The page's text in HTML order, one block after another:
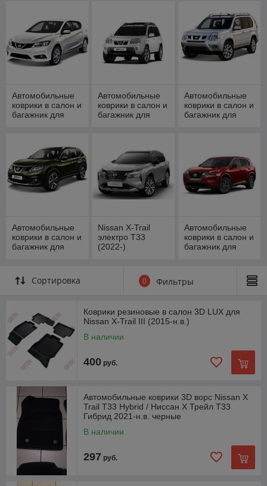
Автомобильные
коврики в салон и
багажник для
Автомобильные
коврики в салон и
багажник для
Автомобильные
коврики в салон и
багажник для
Автомобильные
коврики в салон и
багажник для
Nissan X-Trail
электро T33
(2022-)
Автомобильные
коврики в салон и
багажник для
Сортировка 0 Фильтры
Коврики резиновые в салон 3D LUX для
Nissan X-Trail III (2015-н.в.)
В наличии
400 руб.
Автомобильные коврики 3D ворс Nissan X
Trail T33 Hybrid / Ниссан Х Трейл Т33
Гибрид 2021-н.в. черные
В наличии
297 руб.